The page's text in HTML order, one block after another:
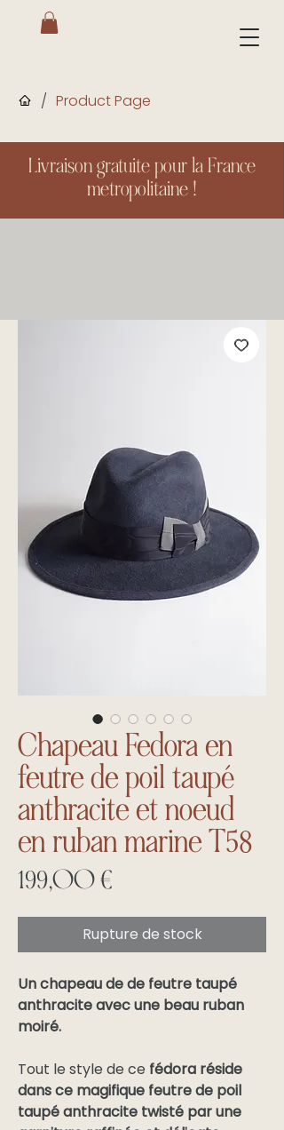
/ Product Page
Livraison gratuite pour la France
metropolitaine !
Chapeau Fedora en
feutre de poil taupé
anthracite et noeud
en ruban marine T58
199,00 €
Rupture de stock
Un chapeau de de feutre taupé
anthracite avec une beau ruban
moiré.
Tout le style de ce fédora réside
dans ce magifique feutre de poil
taupé anthracite twisté par une